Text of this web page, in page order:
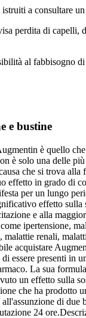
a consultare
perdita di capelli,
al fabbisogno
e bustine
è quello
è solo una delle
che si trova alla
effetto in grado di
per un lungo
effetto sulla
e alla
ipertensione,
malattie renali,
acquistare
essere presenti in
La sua
un effetto sulla
che ha prodotto
di due
24 ore.